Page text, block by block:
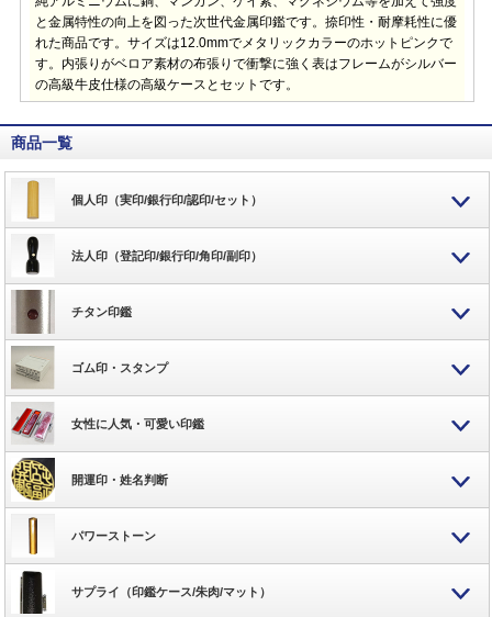
と金属特性の向上を図った次世代金属印鑑です。捺印性・耐摩耗性に優
れた商品です。サイズは12.0mmでメタリックカラーのホットピンクで
す。内張りがベロア素材の布張りで衝撃に強く表はフレームがシルバー
の高級牛皮仕様の高級ケースとセットです。
商品一覧
個人印（実印/銀行印/認印/セット）
法人印（登記印/銀行印/角印/副印）
チタン印鑑
ゴム印・スタンプ
女性に人気・可愛い印鑑
開運印・姓名判断
パワーストーン
サプライ（印鑑ケース/朱肉/マット）